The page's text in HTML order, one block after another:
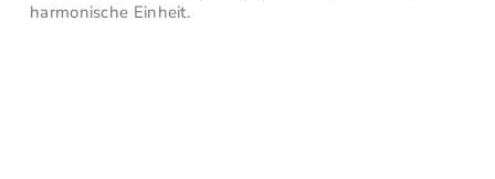
harmonische Einheit.